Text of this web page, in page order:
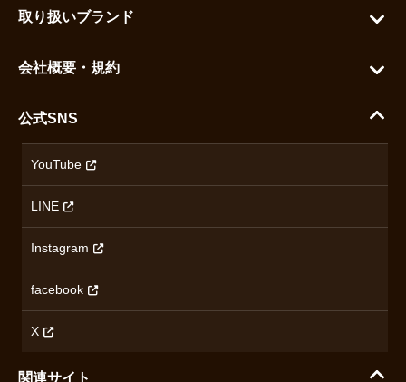
お気に入りを見る
よくある質問
ご利用ガイド
配送・送料について
返品について
取り扱いブランド
シチズン
セイコー
カシオ
ミナセ
オリエントスター
オメガ
ショパール
ロンジン
会社概要・規約
会社概要
沿革
アクセス情報
プライバシーポリシー
コンテンツ制作ポリシーおよび生成AIの利用指針
公式SNS
YouTube
LINE
Instagram
facebook
X
関連サイト